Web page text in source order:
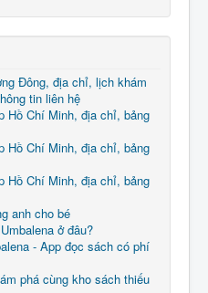
Đông, địa chỉ, lịch khám
tin liên hệ
Hồ Chí Minh, địa chỉ, bảng
Hồ Chí Minh, địa chỉ, bảng
Hồ Chí Minh, địa chỉ, bảng
anh cho bé
ở đâu?
- App đọc sách có phí
phá cùng kho sách thiếu